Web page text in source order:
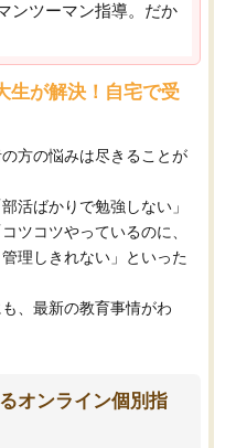
ンツーマン指導。だか
生が解決！自宅で受
方の悩みは尽きることが
活ばかりで勉強しない」
ツコツやっているのに、
理しきれない」といった
、最新の教育事情がわ
オンライン個別指